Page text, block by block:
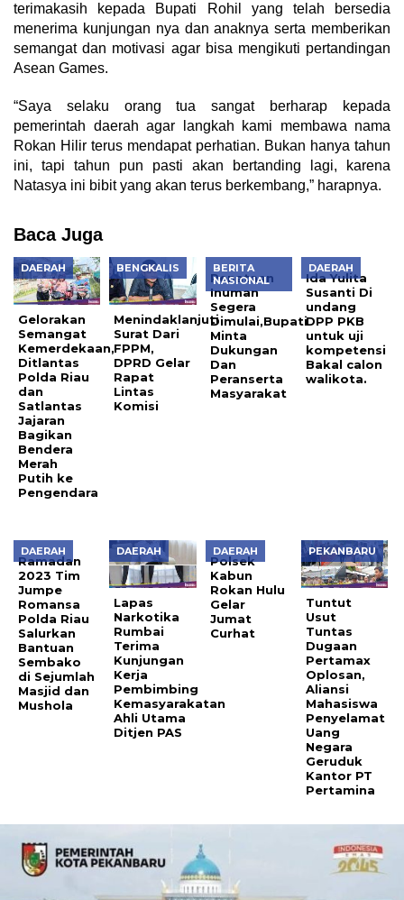
terimakasih kepada Bupati Rohil yang telah bersedia
menerima kunjungan nya dan anaknya serta memberikan
semangat dan motivasi agar bisa mengikuti pertandingan
Asean Games.
“Saya selaku orang tua sangat berharap kepada
pemerintah daerah agar langkah kami membawa nama
Rokan Hilir terus mendapat perhatian. Bukan hanya tahun
ini, tapi tahun pun pasti akan bertanding lagi, karena
Natasya ini bibit yang akan terus berkembang,” harapnya.
Baca Juga
DAERAH
Gelorakan
Semangat
Kemerdekaan,
Ditlantas
Polda Riau
dan
Satlantas
Jajaran
Bagikan
Bendera
Merah
Putih ke
Pengendara
BENGKALIS
Menindaklanjuti
Surat Dari
FPPM,
DPRD Gelar
Rapat
Lintas
Komisi
BERITA
NASIONAL
Penataan
Inuman
Segera
Dimulai,Bupati
Minta
Dukungan
Dan
Peranserta
Masyarakat
DAERAH
Ida Yulita
Susanti Di
undang
DPP PKB
untuk uji
kompetensi
Bakal calon
walikota.
DAERAH
Ramadan
2023 Tim
Jumpe
Romansa
Polda Riau
Salurkan
Bantuan
Sembako
di Sejumlah
Masjid dan
Mushola
DAERAH
Lapas
Narkotika
Rumbai
Terima
Kunjungan
Kerja
Pembimbing
Kemasyarakatan
Ahli Utama
Ditjen PAS
DAERAH
Polsek
Kabun
Rokan Hulu
Gelar
Jumat
Curhat
PEKANBARU
Tuntut
Usut
Tuntas
Dugaan
Pertamax
Oplosan,
Aliansi
Mahasiswa
Penyelamat
Uang
Negara
Geruduk
Kantor PT
Pertamina